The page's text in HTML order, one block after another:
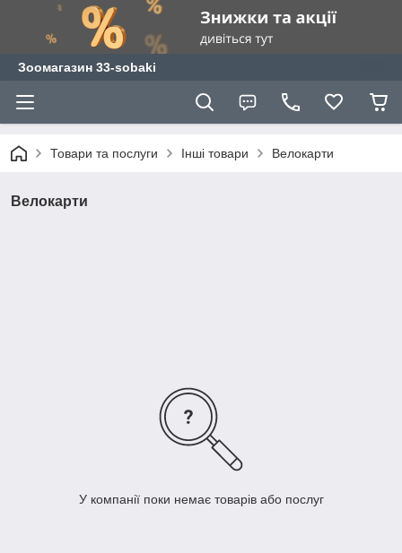
Зоомагазин 33-sobaki
Товари та послуги Інші товари Велокарти
Велокарти
У компанії поки немає товарів або послуг